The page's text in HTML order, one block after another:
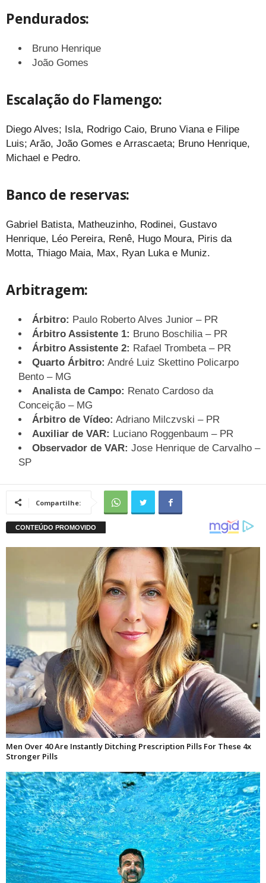
Pendurados:
Bruno Henrique
João Gomes
Escalação do Flamengo:
Diego Alves; Isla, Rodrigo Caio, Bruno Viana e Filipe
Luis; Arão, João Gomes e Arrascaeta; Bruno Henrique,
Michael e Pedro.
Banco de reservas:
Gabriel Batista, Matheuzinho, Rodinei, Gustavo
Henrique, Léo Pereira, Renê, Hugo Moura, Piris da
Motta, Thiago Maia, Max, Ryan Luka e Muniz.
Arbitragem:
Árbitro: Paulo Roberto Alves Junior – PR
Árbitro Assistente 1: Bruno Boschilia – PR
Árbitro Assistente 2: Rafael Trombeta – PR
Quarto Árbitro: André Luiz Skettino Policarpo
Bento – MG
Analista de Campo: Renato Cardoso da
Conceição – MG
Árbitro de Vídeo: Adriano Milczvski – PR
Auxiliar de VAR: Luciano Roggenbaum – PR
Observador de VAR: Jose Henrique de Carvalho –
SP
Compartilhe: